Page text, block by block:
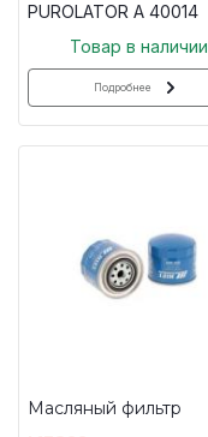
PUROLATOR A 40014
Товар в наличии
Подробнее
Масляный фильтр